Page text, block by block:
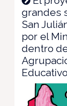
grandes
San
por el
dentro